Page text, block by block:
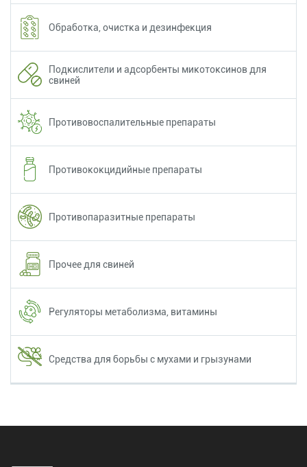
Обработка, очистка и дезинфекция
Подкислители и адсорбенты микотоксинов для
свиней
Противовоспалительные препараты
Противококцидийные препараты
Противопаразитные препараты
Прочее для свиней
Регуляторы метаболизма, витамины
Средства для борьбы с мухами и грызунами